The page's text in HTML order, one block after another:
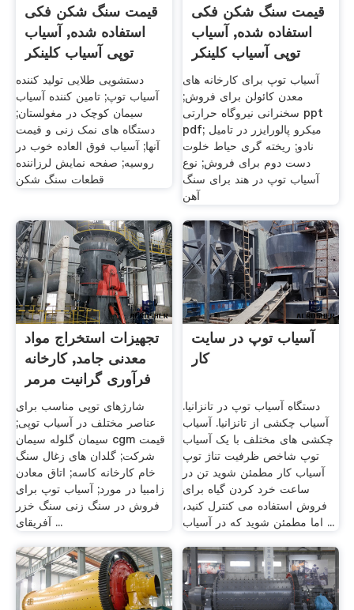
قیمت سنگ شکن فکی
استفاده شده, آسیاب
توپی آسیاب کلینکر
دستشویی طلایی تولید کننده
آسیاب توپ; تامین کننده آسیاب
سیمان کوچک در مغولستان;
دستگاه های نمک زنی و قیمت
آنها; آسیاب فوق العاده خوب در
روسیه; صفحه نمایش لرزاننده
قطعات سنگ شکن
قیمت سنگ شکن فکی
استفاده شده, آسیاب
توپی آسیاب کلینکر
آسیاب توپ برای کارخانه های
معدن کائولن برای فروش;
سخنرانی نیروگاه حرارتی ppt
pdf; میکرو پالورایزر در تامیل
نادو; ریخته گری حیاط خلوت
دست دوم برای فروش; نوع
آسیاب توپ در هند برای سنگ
آهن
تجهیزات استخراج مواد
معدنی جامد, کارخانه
فرآوری گرانیت مرمر
شارژهای توپی مناسب برای
عناصر مختلف در آسیاب توپی;
سیمان گلوله سیمان cgm قیمت
شرکت; گلدان های زغال سنگ
خام کارخانه کاسه; اتاق معادن
زامبیا در مورد; آسیاب توپ برای
فروش در سنگ زنی سنگ خزر
آفریقای ...
آسیاب توپ در سایت
کار
دستگاه آسیاب توپ در تانزانیا.
آسیاب چکشی از تانزانیا. آسیاب
چکشی های مختلف با یک آسیاب
توپ شاخص ظرفیت تناژ توپ
آسیاب کار مطمئن شوید تن در
ساعت خرد کردن گیاه برای
فروش استفاده می کنترل کنید،
اما مطمئن شوید که در آسیاب ...